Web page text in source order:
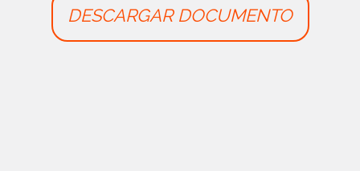
DESCARGAR DOCUMENTO